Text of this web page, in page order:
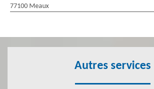
77100 Meaux
Autres services